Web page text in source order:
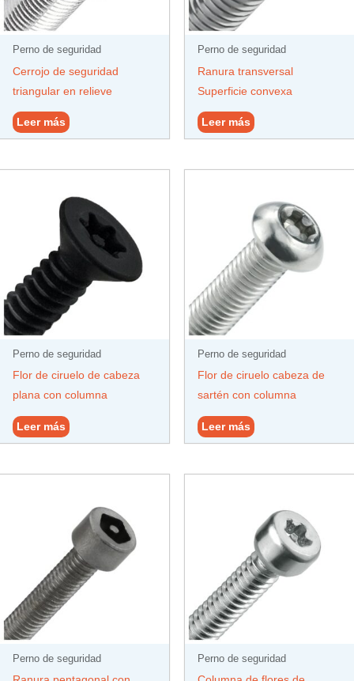
Perno de seguridad
Cerrojo de seguridad
triangular en relieve
Leer más
Perno de seguridad
Ranura transversal
Superficie convexa
Leer más
Perno de seguridad
Flor de ciruelo de cabeza
plana con columna
Leer más
Perno de seguridad
Flor de ciruelo cabeza de
sartén con columna
Leer más
Perno de seguridad
Perno de seguridad